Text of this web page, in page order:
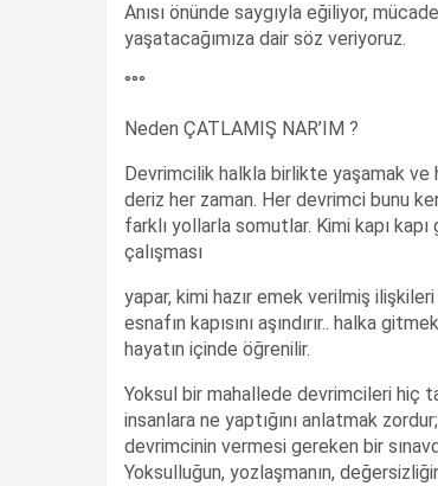
Anısı önünde saygıyla eğiliyor,
yaşatacağımıza dair söz veriyoruz.
°°°
Neden ÇATLAMIŞ NAR’IM ?
Devrimcilik halkla birlikte yaşamak ve
deriz her zaman. Her devrimci bunu
farklı yollarla somutlar. Kimi kapı
çalışması
yapar, kimi hazır emek verilmiş
esnafın kapısını aşındırır.. halka
hayatın içinde öğrenilir.
Yoksul bir mahallede devrimcileri hiç
insanlara ne yaptığını anlatmak
devrimcinin vermesi gereken bir
Yoksulluğun, yozlaşmanın,